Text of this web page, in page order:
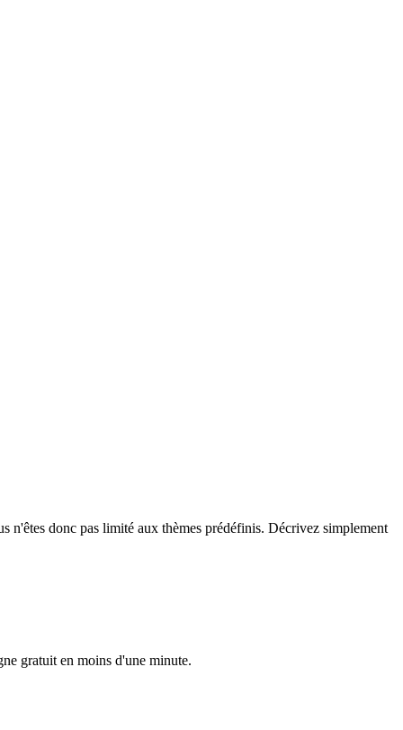
n'êtes donc pas limité aux thèmes prédéfinis. Décrivez simplement
gratuit en moins d'une minute.